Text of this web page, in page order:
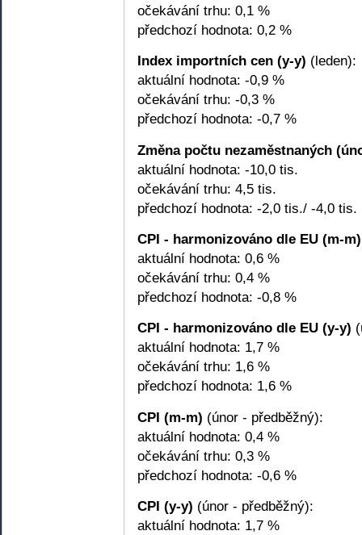
očekávání trhu: 0,1 %
předchozí hodnota: 0,2 %
Index importních cen (y-y) (leden):
aktuální hodnota: -0,9 %
očekávání trhu: -0,3 %
předchozí hodnota: -0,7 %
Změna počtu nezaměstnaných
aktuální hodnota: -10,0 tis.
očekávání trhu: 4,5 tis.
předchozí hodnota: -2,0 tis./ -4,0 tis.
CPI - harmonizováno dle EU (m-m)
aktuální hodnota: 0,6 %
očekávání trhu: 0,4 %
předchozí hodnota: -0,8 %
CPI - harmonizováno dle EU (y-y)
aktuální hodnota: 1,7 %
očekávání trhu: 1,6 %
předchozí hodnota: 1,6 %
CPI (m-m) (únor - předběžný):
aktuální hodnota: 0,4 %
očekávání trhu: 0,3 %
předchozí hodnota: -0,6 %
CPI (y-y) (únor - předběžný):
aktuální hodnota: 1,7 %